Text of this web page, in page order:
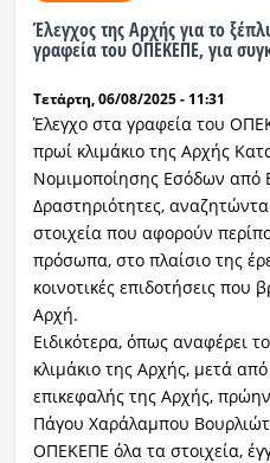
Έλεγχος της Αρχής για το
γραφεία του ΟΠΕΚΕΠΕ, για
Τετάρτη, 06/08/2025 - 11:31
Έλεγχο στα γραφεία του
πρωί κλιμάκιο της Αρχής
Νομιμοποίησης Εσόδων από
Δραστηριότητες,
στοιχεία που αφορούν
πρόσωπα, στο πλαίσιο της
κοινοτικές επιδοτήσεις που
Αρχή.
Ειδικότερα, όπως αναφέρει
κλιμάκιο της Αρχής, μετά
επικεφαλής της Αρχής,
Πάγου Χαράλαμπου
ΟΠΕΚΕΠΕ όλα τα στοιχεία,